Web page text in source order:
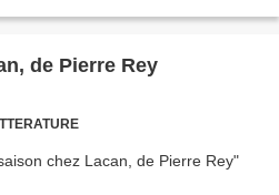
de Pierre Rey